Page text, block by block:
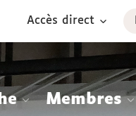
Accès direct
Membres